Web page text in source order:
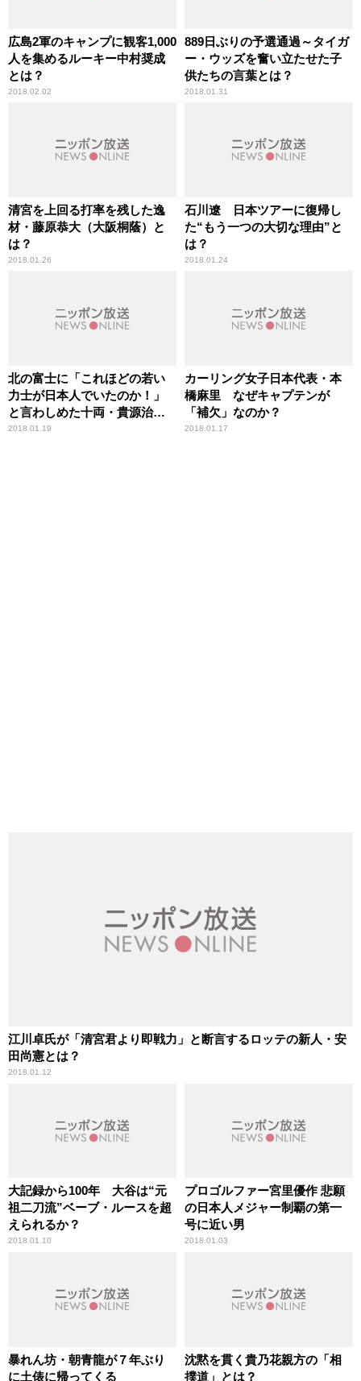
広島2軍のキャンプに観客1,000
人を集めるルーキー中村奨成
とは？
2018.02.02
889日ぶりの予選通過～タイガ
ー・ウッズを奮い立たせた子
供たちの言葉とは？
2018.01.31
清宮を上回る打率を残した逸
材・藤原恭大（大阪桐蔭）と
は？
2018.01.26
石川遼 日本ツアーに復帰し
た“もう一つの大切な理由”と
は？
2018.01.24
北の富士に「これほどの若い
力士が日本人でいたのか！」
と言わしめた十両・貴源治と
は？
2018.01.19
カーリング女子日本代表・本
橋麻里 なぜキャプテンが
「補欠」なのか？
2018.01.17
江川卓氏が「清宮君より即戦力」と断言するロッテの新人・安
田尚憲とは？
2018.01.12
大記録から100年 大谷は“元
祖二刀流”ベーブ・ルースを超
えられるか？
2018.01.10
プロゴルファー宮里優作 悲願
の日本人メジャー制覇の第一
号に近い男
2018.01.03
暴れん坊・朝青龍が７年ぶり
に土俵に帰ってくる
沈黙を貫く貴乃花親方の「相
撲道」とは？